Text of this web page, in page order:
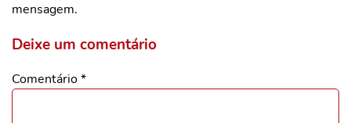
mensagem.
Deixe um comentário
Comentário*